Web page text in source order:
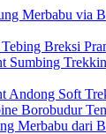
Merbabu via
Breksi
Sumbing
Andong Soft
Borobudur
Merbabu dari